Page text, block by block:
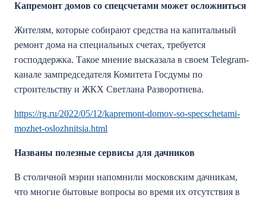
Капремонт домов со спецсчетами может осложниться
Жителям, которые собирают средства на капитальный
ремонт дома на специальных счетах, требуется
господдержка. Такое мнение высказала в своем Telegram-
канале зампредседателя Комитета Госдумы по
строительству и ЖКХ Светлана Разворотнева.
https://rg.ru/2022/05/12/kapremont-domov-so-specschetami-
mozhet-oslozhnitsia.html
Названы полезные сервисы для дачников
В столичной мэрии напомнили московским дачникам,
что многие бытовые вопросы во время их отсутствия в